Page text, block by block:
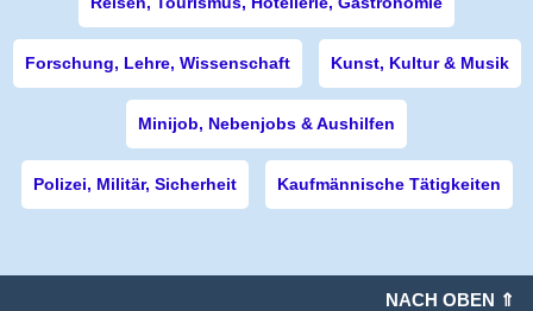
Forschung, Lehre, Wissenschaft Kunst, Kultur & Musik
Minijob, Nebenjobs & Aushilfen
Polizei, Militär, Sicherheit Kaufmännische Tätigkeiten
NACH OBEN ⇑